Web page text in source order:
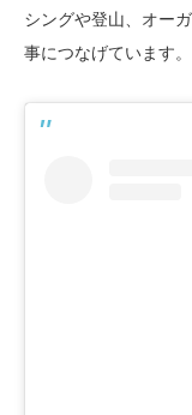
シングや登山、オー
事につなげています。